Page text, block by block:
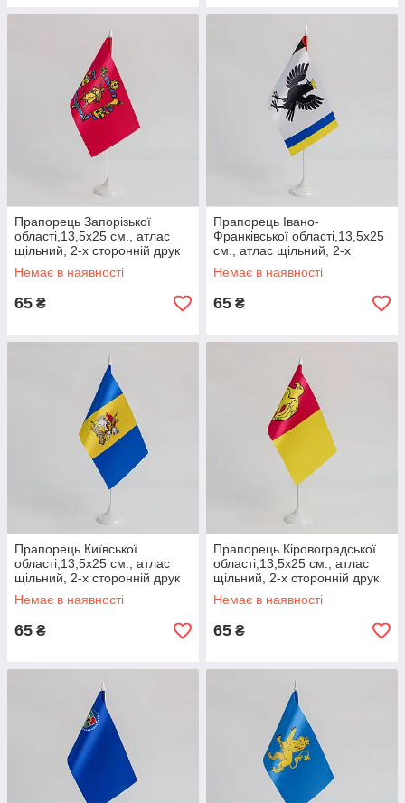
Прапорець Запорізької
області,13,5х25 см., атлас
щільний, 2-х сторонній друк
Немає в наявності
65 ₴
Прапорець Івано-
Франківської області,13,5х25
см., атлас щільний, 2-х
сторонній друк
Немає в наявності
65 ₴
Прапорець Київської
області,13,5х25 см., атлас
щільний, 2-х сторонній друк
Немає в наявності
65 ₴
Прапорець Кіровоградської
області,13,5х25 см., атлас
щільний, 2-х сторонній друк
Немає в наявності
65 ₴